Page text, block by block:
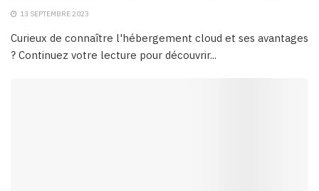
13 SEPTEMBRE 2023
Curieux de connaître l'hébergement cloud et ses avantages
? Continuez votre lecture pour découvrir...